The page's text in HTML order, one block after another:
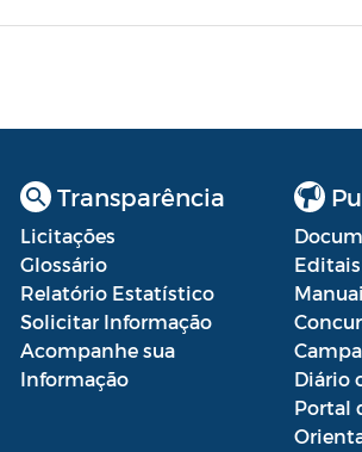
Transparência
Licitações
Glossário
Relatório Estatístico
Solicitar Informação
Acompanhe sua
Informação
Editais
Diário
Portal